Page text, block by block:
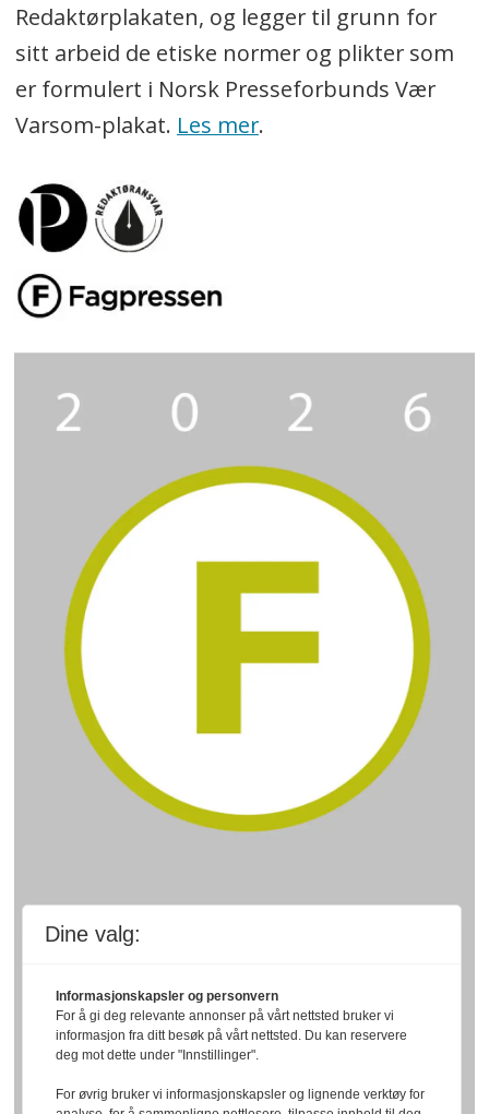
Redaktørplakaten, og legger til grunn for
sitt arbeid de etiske normer og plikter som
er formulert i Norsk Presseforbunds Vær
Varsom-plakat. Les mer.
Dine valg:
Informasjonskapsler og personvern
For å gi deg relevante annonser på vårt nettsted bruker vi
informasjon fra ditt besøk på vårt nettsted. Du kan reservere
deg mot dette under "Innstillinger".
For øvrig bruker vi informasjonskapsler og lignende verktøy for